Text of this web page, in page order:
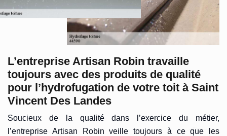
L’entreprise Artisan Robin travaille
toujours avec des produits de qualité
pour l’hydrofugation de votre toit à Saint
Vincent Des Landes
Soucieux de la qualité dans l’exercice du métier,
l’entreprise Artisan Robin veille toujours à ce que les